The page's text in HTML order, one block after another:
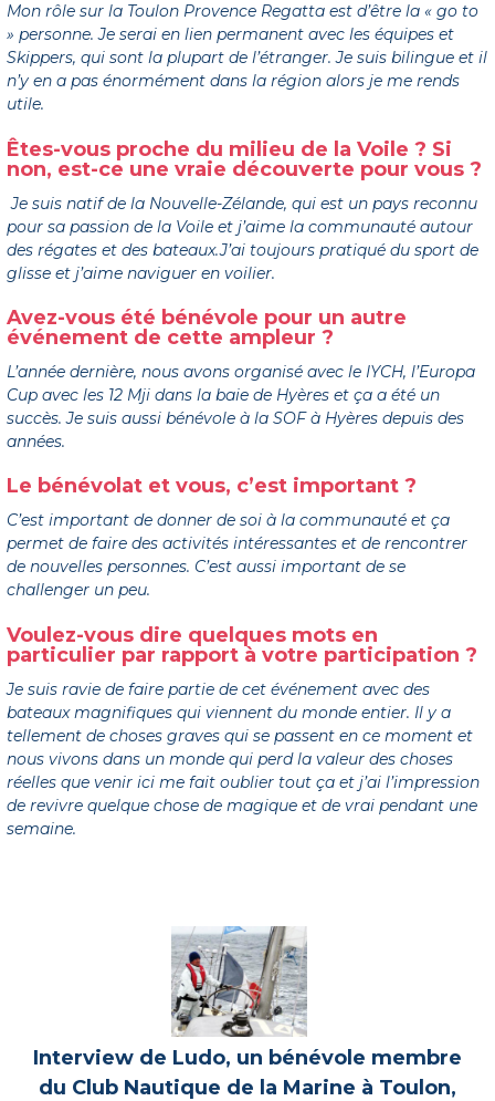
Mon rôle sur la Toulon Provence Regatta est d’être la « go to
» personne. Je serai en lien permanent avec les équipes et
Skippers, qui sont la plupart de l’étranger. Je suis bilingue et il
n’y en a pas énormément dans la région alors je me rends
utile.
Êtes-vous proche du milieu de la Voile ? Si
non, est-ce une vraie découverte pour vous ?
Je suis natif de la Nouvelle-Zélande, qui est un pays reconnu
pour sa passion de la Voile et j’aime la communauté autour
des régates et des bateaux.J’ai toujours pratiqué du sport de
glisse et j’aime naviguer en voilier.
Avez-vous été bénévole pour un autre
événement de cette ampleur ?
L’année dernière, nous avons organisé avec le IYCH, l’Europa
Cup avec les 12 Mji dans la baie de Hyères et ça a été un
succès. Je suis aussi bénévole à la SOF à Hyères depuis des
années.
Le bénévolat et vous, c’est important ?
C’est important de donner de soi à la communauté et ça
permet de faire des activités intéressantes et de rencontrer
de nouvelles personnes. C’est aussi important de se
challenger un peu.
Voulez-vous dire quelques mots en
particulier par rapport à votre participation ?
Je suis ravie de faire partie de cet événement avec des
bateaux magnifiques qui viennent du monde entier. Il y a
tellement de choses graves qui se passent en ce moment et
nous vivons dans un monde qui perd la valeur des choses
réelles que venir ici me fait oublier tout ça et j’ai l’impression
de revivre quelque chose de magique et de vrai pendant une
semaine.
Interview de Ludo, un bénévole membre
du Club Nautique de la Marine à Toulon,